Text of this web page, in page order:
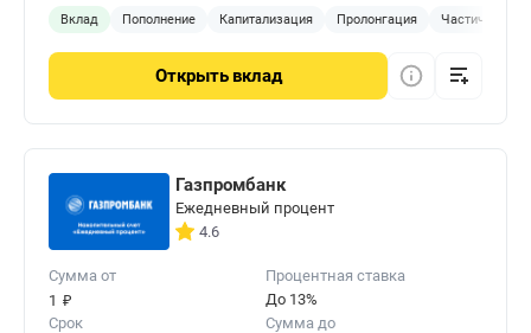
Вклад Пополнение Капитализация Пролонгация Частичное
Открыть вклад
Газпромбанк
Ежедневный процент
4.6
Сумма от
1 ₽
Процентная ставка
До 13%
Срок
Сумма до